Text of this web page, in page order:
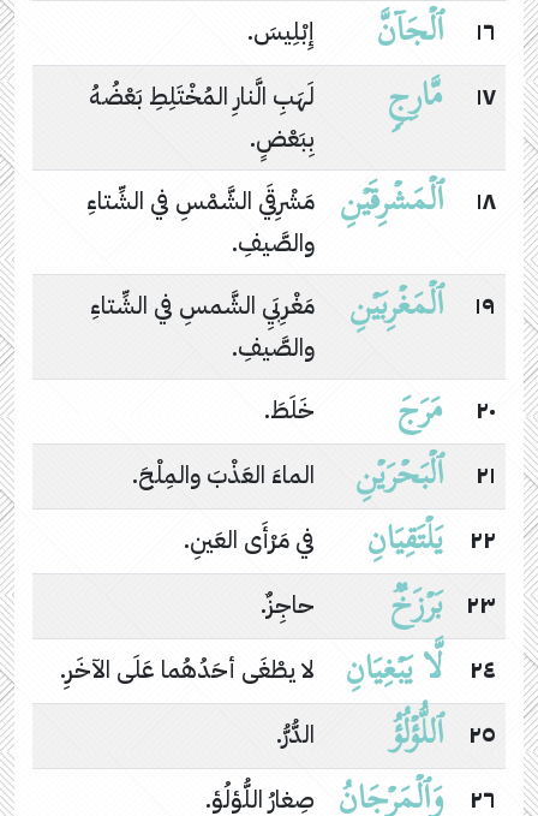
١٦
ٱلۡجَاۤنَّ
إِبْلِيسَ.
١٧
مَّارِجࣲ
لَهَبِ الَّنارِ المُخْتَلِطِ بَعْضُهُ
بِبَعْضٍ.
١٨
ٱلۡمَشۡرِقَیۡنِ
مَشْرِقَي الشَّمْسِ في الشِّتاءِ
والصَّيفِ.
١٩
ٱلۡمَغۡرِبَیۡنِ
مَغْرِبَيِ الشَّمسِ في الشِّتاءِ
والصَّيفِ.
٢٠
مَرَجَ
خَلَطَ.
٢١
ٱلۡبَحۡرَیۡنِ
الماءَ العَذْبَ والمِلْحَ.
٢٢
یَلۡتَقِیَانِ
في مَرْأَى العَينِ.
٢٣
بَرۡزَخࣱ
حاجِزٌ.
٢٤
لَّا یَبۡغِیَانِ
لا يطْغَى أحَدُهُما عَلَى الآخَرِ.
٢٥
ٱللُّؤۡلُؤُ
الدُّرُّ.
٢٦
وَٱلۡمَرۡجَانُ
صِغارُ اللُّؤلُؤ.